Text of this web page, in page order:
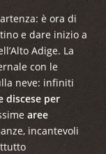
è ora di
e dare inizio a
Adige. La
con le
neve: infiniti
discese per
aree
incantevoli